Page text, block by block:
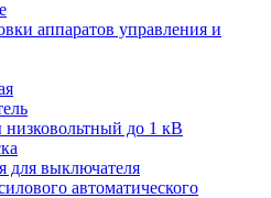
аппаратов управления и
низковольтный до 1 кВ
для выключателя
автоматического